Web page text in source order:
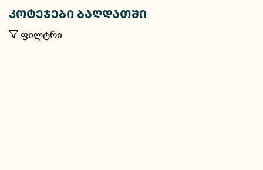
კოტეჯები ბაღდათში
ფილტრი